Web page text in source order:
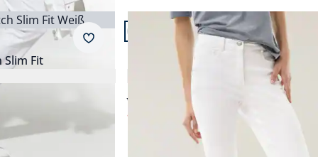
Slim Fit
Merkzettel
Artikel 5 von 5.
Passform Regular Fit.
+1
Regular Fit
Five Pocket Highstretch-Denim
ab € 89,99
ab (-33%)